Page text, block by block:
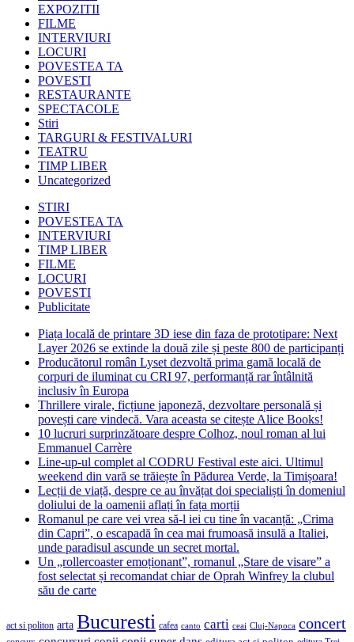
EXPOZITII
FILME
INTERVIURI
LOCURI
POVESTEA TA
POVESTI
RESTAURANTE
SPECTACOLE
Stiri
TARGURI & FESTIVALURI
TEATRU
TIMP LIBER
Uncategorized
STIRI
POVESTEA TA
INTERVIURI
TIMP LIBER
FILME
LOCURI
POVESTI
Publicitate
Piața locală de printare 3D iese din faza de prototipare: Next
Layer 2026 se extinde la două zile și peste 800 de participanți
Producătorul român Lyset dezvoltă prima gamă locală de
corpuri de iluminat cu CRI 97, performanță rar întâlnită
inclusiv în Europa
Thrillere virale, ficțiune japoneză, dezvoltare personală și
povești care vindecă. Vara aceasta se citește Alice Books!
10 lucruri surprinzătoare despre Colhoz, noul roman al lui
Emmanuel Carrère
Line-up-ul complet al CODRU Festival este aici. Ultimul
weekend din vară se trăiește în Pădurea Verde, la Timișoara!
Lecții de viață, despre ce au învățat doi specialiști în domeniul
doliului de la oamenii aflați în fața morții
Romanul pe care vei vrea să-l iei cu tine în vacanță: „Crima
din Capri”, o escapadă în cea mai frumoasă insulă a Italiei,
unde paradisul ascunde un secret mortal.
Un „rollercoaster emoționant”, romanul „Stare de visare” a
fost selectat și recomandat chiar de Oprah Winfrey la clubul
său de carte
act si politon arta Bucuresti cafea canto carti ceai Cluj-Napoca concert